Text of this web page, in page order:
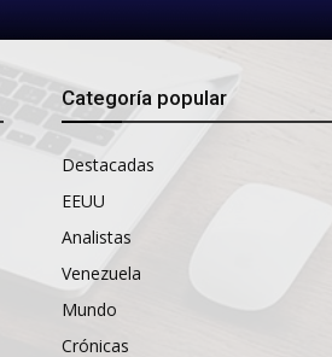
Categoría popular
Destacadas
EEUU
Analistas
Venezuela
Mundo
Crónicas